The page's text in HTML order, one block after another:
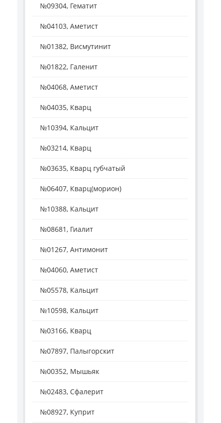
№09304, Гематит
№04103, Аметист
№01382, Висмутинит
№01822, Галенит
№04068, Аметист
№04035, Кварц
№10394, Кальцит
№03214, Кварц
№03635, Кварц губчатый
№06407, Кварц(морион)
№10388, Кальцит
№08681, Гиалит
№01267, Антимонит
№04060, Аметист
№05578, Кальцит
№10598, Кальцит
№03166, Кварц
№07897, Палыгорскит
№00352, Мышьяк
№02483, Сфалерит
№08927, Куприт